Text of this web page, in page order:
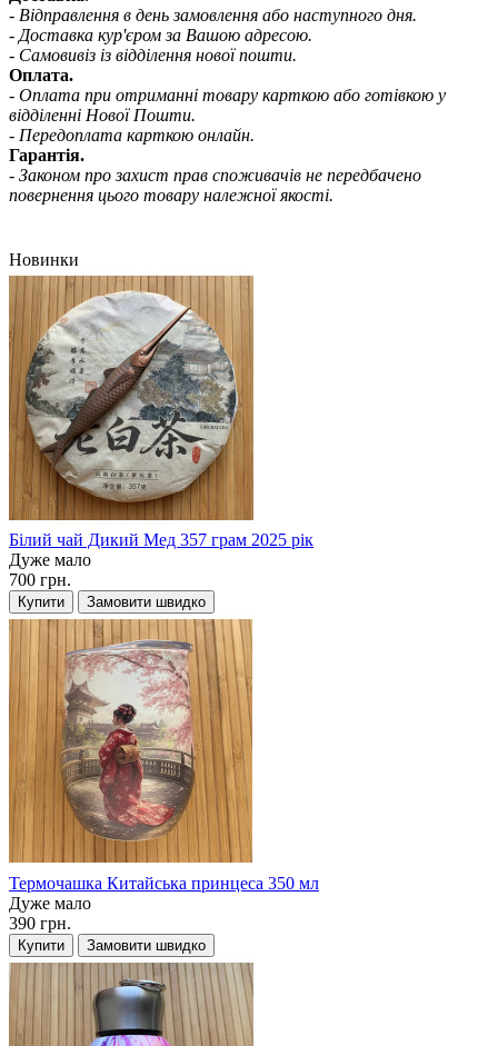
- Відправлення в день замовлення або наступного дня.
- Доставка кур'єром за Вашою адресою.
- Самовивіз із відділення нової пошти.
Оплата.
- Оплата при отриманні товару карткою або готівкою у
відділенні Нової Пошти.
- Передоплата карткою онлайн.
Гарантія.
- Законом про захист прав споживачів не передбачено
повернення цього товару належної якості.
Новинки
Білий чай Дикий Мед 357 грам 2025 рік
Дуже мало
700 грн.
Купити Замовити швидко
Термочашка Китайська принцеса 350 мл
Дуже мало
390 грн.
Купити Замовити швидко